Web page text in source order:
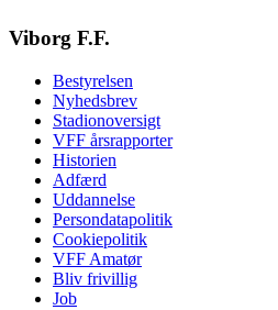
Viborg F.F.
Bestyrelsen
Nyhedsbrev
Stadionoversigt
VFF årsrapporter
Historien
Adfærd
Uddannelse
Persondatapolitik
Cookiepolitik
VFF Amatør
Bliv frivillig
Job